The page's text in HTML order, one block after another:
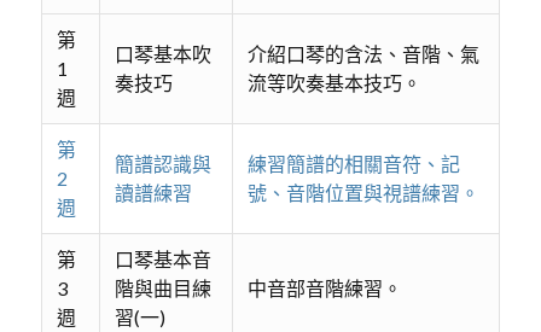
第
1
週
口琴基本吹
奏技巧
介紹口琴的含法、音階、氣
流等吹奏基本技巧。
第
2
週
簡譜認識與
讀譜練習
練習簡譜的相關音符、記
號、音階位置與視譜練習。
第
3
週
口琴基本音
階與曲目練
習(一)
中音部音階練習。